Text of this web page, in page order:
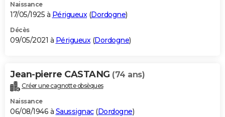
Naissance
17/05/1925 à Périgueux(Dordogne)
Décès
09/05/2021 à Périgueux(Dordogne)
Jean-pierre CASTANG (74 ans)
Créer une cagnotte obsèques
Naissance
06/08/1946 à Saussignac(Dordogne)